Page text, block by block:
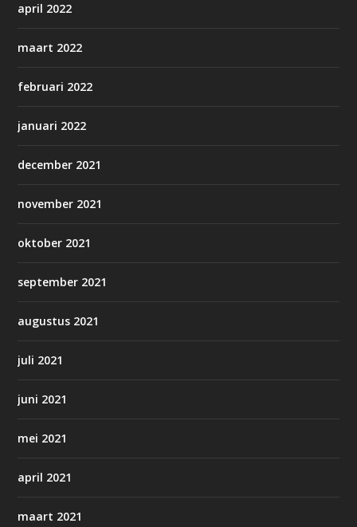
april 2022
maart 2022
februari 2022
januari 2022
december 2021
november 2021
oktober 2021
september 2021
augustus 2021
juli 2021
juni 2021
mei 2021
april 2021
maart 2021